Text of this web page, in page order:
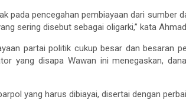
pada pencegahan pembiayaan dari sumber
sering disebut sebagai oligarki,” kata
partai politik cukup besar dan besaran
yang disapa Wawan ini menegaskan,
yang harus dibiayai, disertai dengan